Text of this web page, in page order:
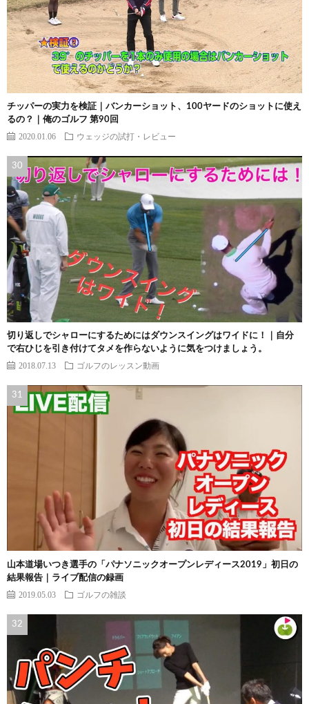
チッパーの実力を検証｜バンカーショット、100ヤードのショットに使え
るの？｜俺のゴルフ 第90回
2020.01.06 ウェッジの試打・レビュー
切り返しでシャローにするためにはダウンスイングはワイドに！｜自分
で右ひじを引き付けてタメを作らないように気をつけましょう。
2018.07.13 ゴルフのレッスン動画
山本道場いつき選手の「パナソニックオープンレディース2019」初日の
結果報告｜ライブ配信の録画
2019.05.03 ゴルフの雑談